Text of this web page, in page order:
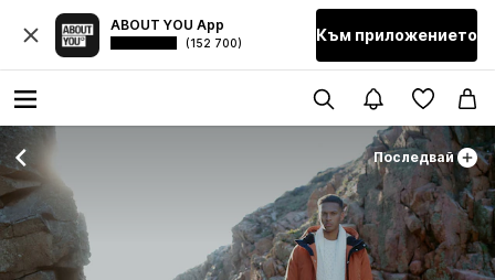
ABOUT YOU App
(152 700) Към приложението
Последвай